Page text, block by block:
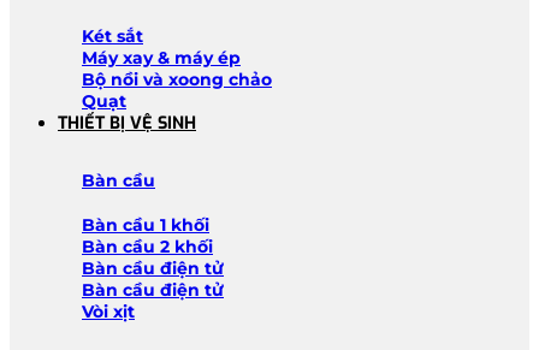
Két sắt
Máy xay & máy ép
Bộ nồi và xoong chảo
Quạt
THIẾT BỊ VỆ SINH
Bàn cầu
Bàn cầu 1 khối
Bàn cầu 2 khối
Bàn cầu điện tử
Bàn cầu điện tử
Vòi xịt